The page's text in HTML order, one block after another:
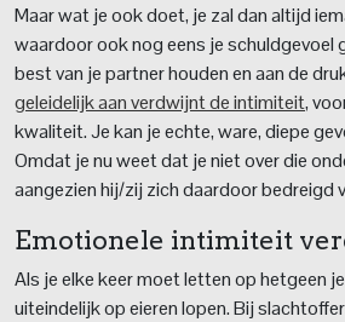
Maar wat je ook doet, je zal dan altijd
waardoor ook nog eens je schuldgevoel
best van je partner houden en aan de
geleidelijk aan verdwijnt de intimiteit,
kwaliteit. Je kan je echte, ware, diepe
Omdat je nu weet dat je niet over die
aangezien hij/zij zich daardoor bedreigd
Emotionele intimiteit
Als je elke keer moet letten op hetgeen
uiteindelijk op eieren lopen. Bij